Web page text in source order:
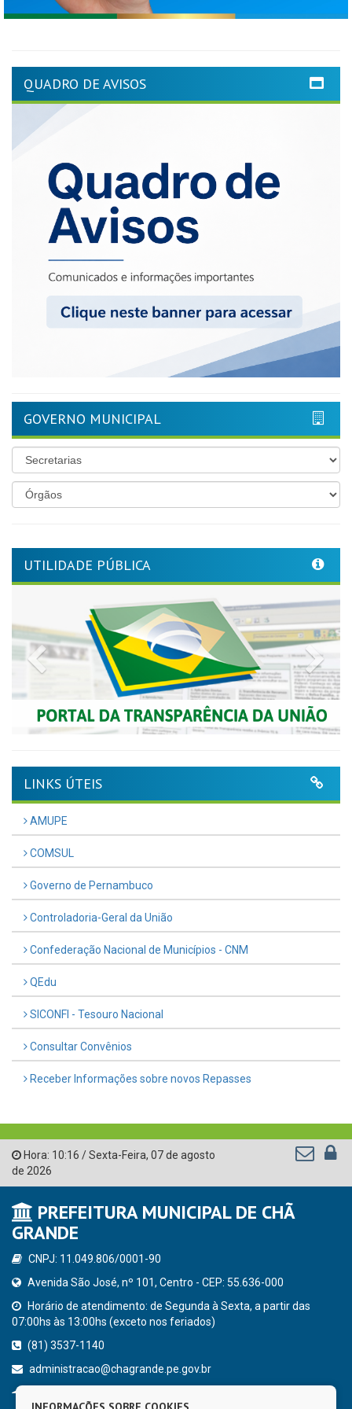
QUADRO DE AVISOS
GOVERNO MUNICIPAL
UTILIDADE PÚBLICA
Previous
LINKS ÚTEIS
AMUPE
COMSUL
Governo de Pernambuco
Controladoria-Geral da União
Confederação Nacional de Municípios - CNM
QEdu
SICONFI - Tesouro Nacional
Consultar Convênios
Receber Informações sobre novos Repasses
Hora: 10:16 /Sexta-Feira, 07 de agosto
de 2026
PREFEITURA MUNICIPAL DE CHÃ
GRANDE
CNPJ: 11.049.806/0001-90
Avenida São José, nº 101, Centro - CEP: 55.636-000
Horário de atendimento: de Segunda à Sexta, a partir das
07:00hs às 13:00hs (exceto nos feriados)
(81) 3537-1140
administracao@chagrande.pe.gov.br